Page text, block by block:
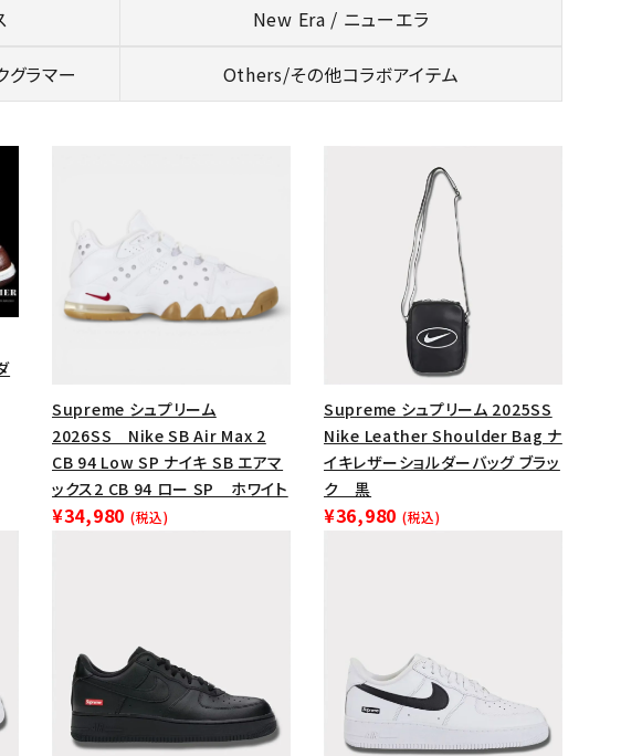
New Era / ニューエラ
グラマー Others/その他コラボアイテム
Supreme シュプリーム
2026SS Nike SB Air Max 2
CB 94 Low SP ナイキ SB エアマ
ックス2 CB 94 ロー SP ホワイト
¥34,980 (税込)
Supreme シュプリーム 2025SS
Nike Leather Shoulder Bag ナ
イキレザーショルダーバッグ ブラッ
ク 黒
¥36,980 (税込)